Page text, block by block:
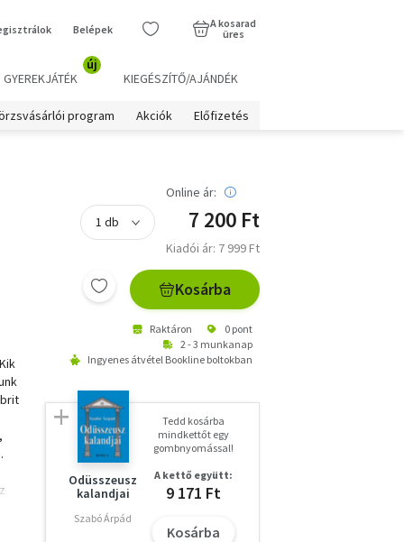
Belépek
A kosarad
üres
GYEREKJÁTÉK
új
KIEGÉSZÍTŐ/AJÁNDÉK
program Akciók Előfizetés
Online ár:
7 200 Ft
Kiadói ár: 7 999 Ft
Kosárba
Raktáron
0 pont
2 - 3 munkanap
Ingyenes átvétel Bookline boltokban
Odüsszeusz
kalandjai
Szabó Árpád
Tedd kosárba
mindkettőt egy
gombnyomással!
A kettő együtt:
9 171 Ft
Kosárba